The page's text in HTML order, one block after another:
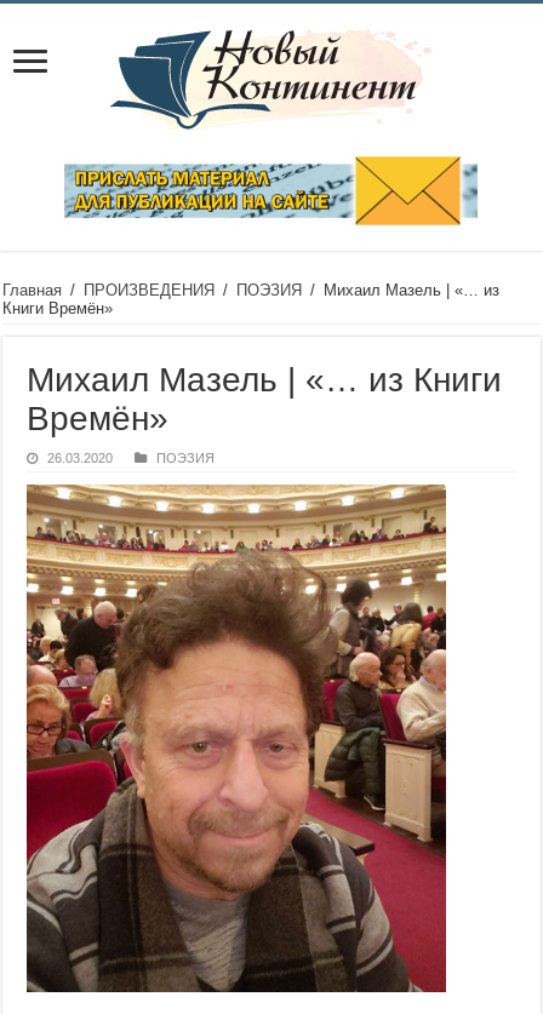
Главная / ПРОИЗВЕДЕНИЯ / ПОЭЗИЯ / Михаил Мазель | «… из
Книги Времён»
Михаил Мазель | «… из Книги
Времён»
26.03.2020 ПОЭЗИЯ